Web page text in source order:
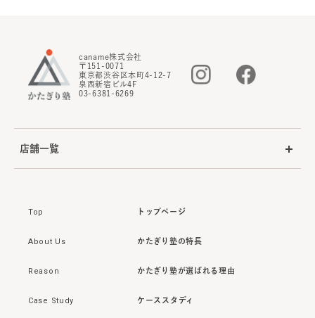
caname株式会社
〒151-0071
東京都渋谷区本町4-12-7
泉西新宿ビル4F
03-6381-6269
店舗一覧
Top トップページ
About Us かたぎり塾の特長
Reason かたぎり塾が選ばれる理由
Case Study ケーススタディ